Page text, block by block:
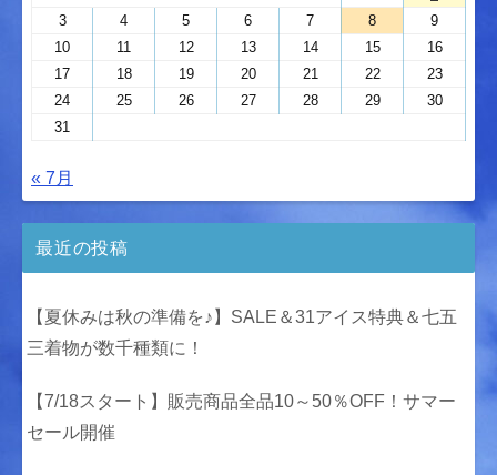
3
4 5 6 7 8
9
10
11 12 13 14 15
16
17
18 19 20 21 22
23
24
25 26 27 28 29
30
31
« 7月
最近の投稿
【夏休みは秋の準備を♪】SALE＆31アイス特典＆七五
三着物が数千種類に！
【7/18スタート】販売商品全品10～50％OFF！サマー
セール開催